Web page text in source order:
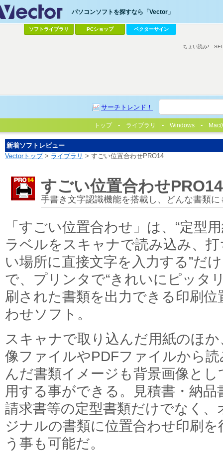
パソコンソフトを探すなら「Vector」
ソフトライブラリ PCショップ ベクターサイン
サーチトレンド！
ちょい読み!
トップ ライブラリ Windows
新着ソフトレビュー
Vectorトップ> ライブラリ > すごい位置合わせPRO14
すごい位置合わせPRO14
手書き文字認識機能を搭載し、どんな書類
「すごい位置合わせ」は、“定型
ラベルをスキャナで読み込み、
い場所に直接文字を入力する”だけ
で、プリンタで“きれいにピッタ
刷された書類を出力できる印刷位
わせソフト。
スキャナで取り込んだ用紙のほか
像ファイルやPDFファイルから読
んだ書類イメージも背景画像とし
用する事ができる。見積書・納品
請求書等の定型書類だけでなく、
ジナルの書類に位置合わせ印刷を
う事も可能だ。